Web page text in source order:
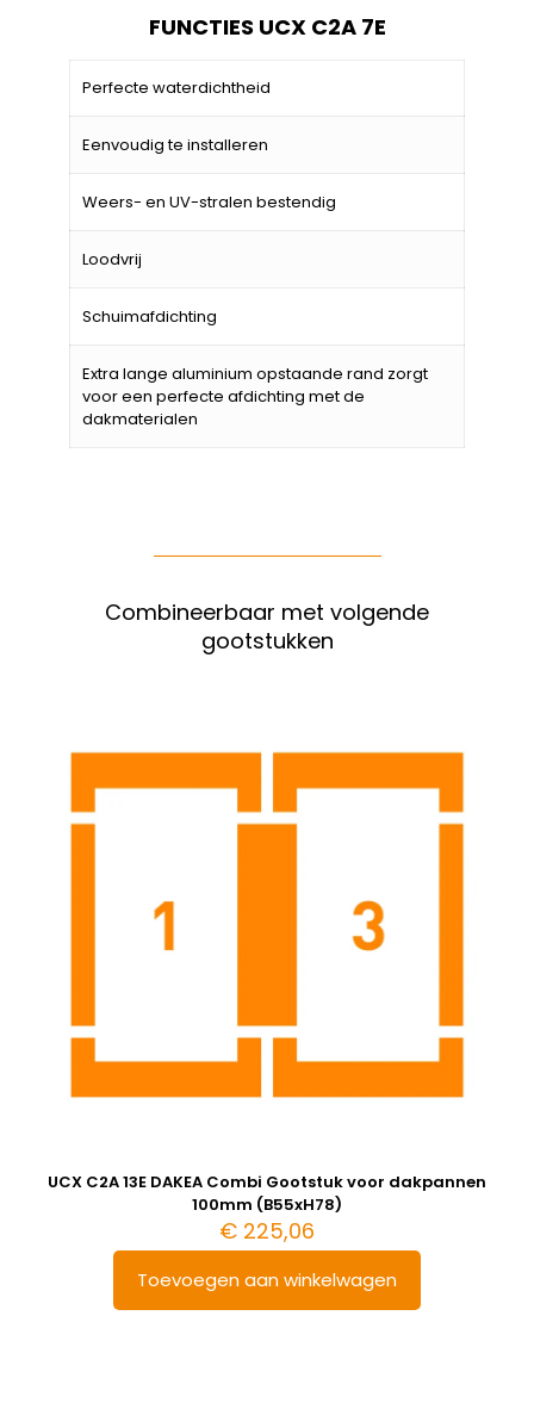
FUNCTIES UCX C2A 7E
Perfecte waterdichtheid
Eenvoudig te installeren
Weers- en UV-stralen bestendig
Loodvrij
Schuimafdichting
Extra lange aluminium opstaande rand zorgt
voor een perfecte afdichting met de
dakmaterialen
Combineerbaar met volgende
gootstukken
UCX C2A 13E DAKEA Combi Gootstuk voor dakpannen
100mm (B55xH78)
€ 225,06
Toevoegen aan winkelwagen